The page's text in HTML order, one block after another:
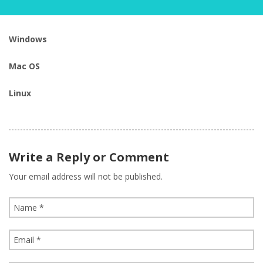
Windows
Mac OS
Linux
Write a Reply or Comment
Your email address will not be published.